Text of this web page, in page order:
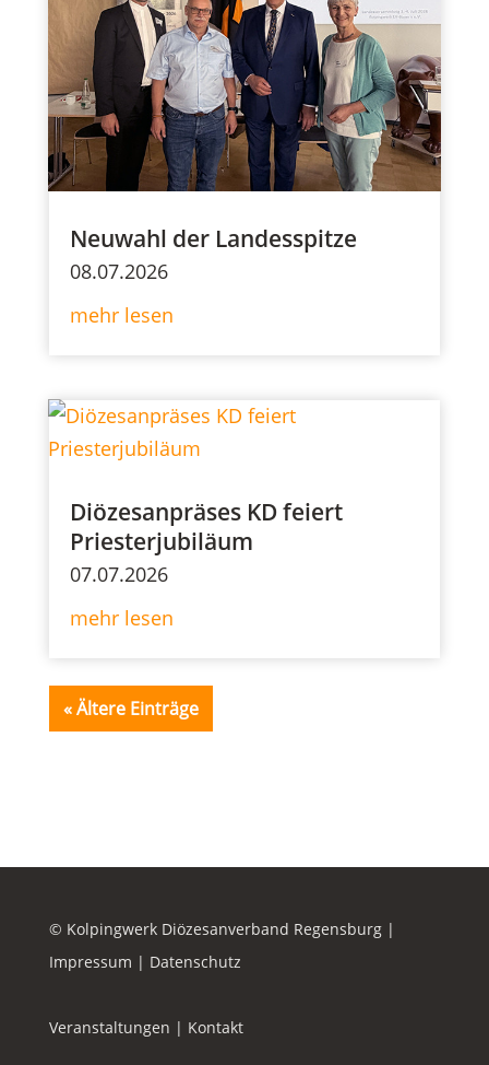
Neuwahl der Landesspitze
08.07.2026
mehr lesen
Diözesanpräses KD feiert
Priesterjubiläum
07.07.2026
mehr lesen
« Ältere Einträge
© Kolpingwerk Diözesanverband Regensburg |
Impressum | Datenschutz
Veranstaltungen | Kontakt